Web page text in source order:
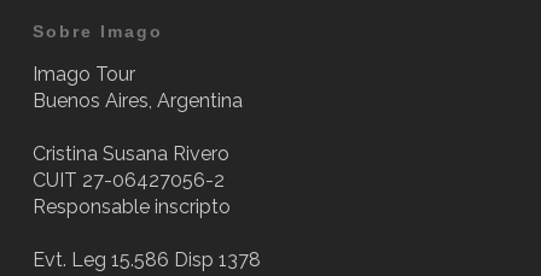
Sobre Imago
Imago Tour
Buenos Aires, Argentina
Cristina Susana Rivero
CUIT 27-06427056-2
Responsable inscripto
Evt. Leg 15.586 Disp 1378